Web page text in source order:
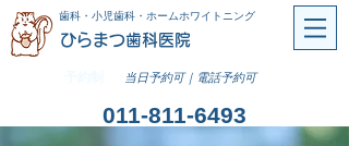
歯科・小児歯科・ホームホワイトニング
ひらまつ歯科医院
当日予約可｜電話予約可
011-811-6493